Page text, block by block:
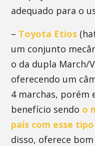
adequado para o
– Toyota Etios
um conjunto
o da dupla March/
oferecendo um
4 marchas, porém
benefício sendo o
país com esse
disso, oferece